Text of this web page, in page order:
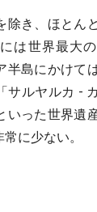
除き、ほとん
は世界最大
半島にかけて
サルヤルカ -
いった世界遺
に少ない。